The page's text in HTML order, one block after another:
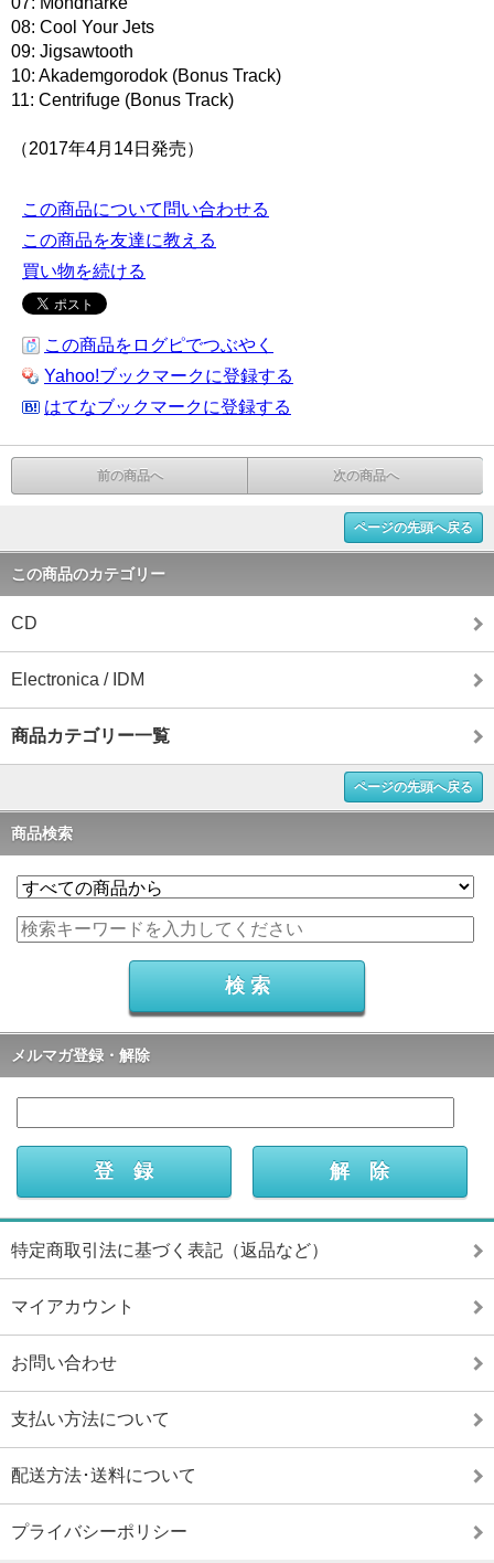
08: Cool Your Jets
09: Jigsawtooth
10: Akademgorodok (Bonus Track)
11: Centrifuge (Bonus Track)
（2017年4月14日発売）
この商品について問い合わせる
この商品を友達に教える
買い物を続ける
この商品をログピでつぶやく
Yahoo!ブックマークに登録する
はてなブックマークに登録する
前の商品へ 次の商品へ
ページの先頭へ戻る
この商品のカテゴリー
CD
Electronica / IDM
商品カテゴリー一覧
ページの先頭へ戻る
商品検索
メルマガ登録・解除
特定商取引法に基づく表記（返品など）
マイアカウント
お問い合わせ
支払い方法について
配送方法･送料について
プライバシーポリシー